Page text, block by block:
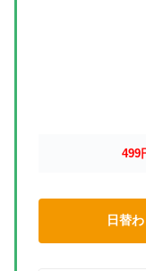
499
日替